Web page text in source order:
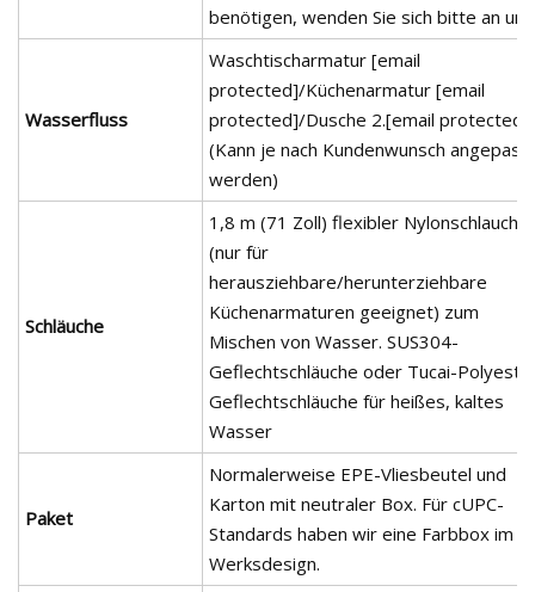
benötigen, wenden Sie sich bitte an
Wasserfluss
Waschtischarmatur [email
protected]/Küchenarmatur [email
protected]/Dusche 2.[email protected]
(Kann je nach Kundenwunsch
werden)
Schläuche
1,8 m (71 Zoll) flexibler Nylonschlauch
(nur für
herausziehbare/herunterziehbare
Küchenarmaturen geeignet) zum
Mischen von Wasser. SUS304-
Geflechtschläuche oder Tucai-
Geflechtschläuche für heißes, kaltes
Wasser
Paket
Normalerweise EPE-Vliesbeutel und
Karton mit neutraler Box. Für cUPC-
Standards haben wir eine Farbbox im
Werksdesign.